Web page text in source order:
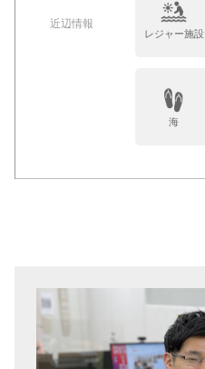
近辺情報
レジャー施設
海